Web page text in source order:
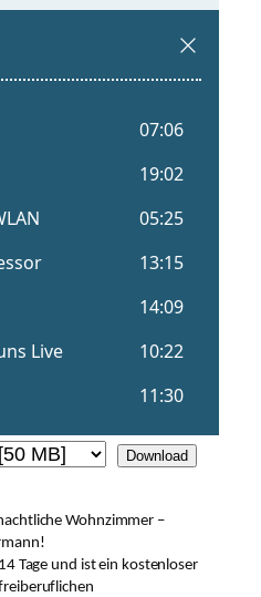
Download
Wohnzimmer –
Tage und ist ein kostenloser